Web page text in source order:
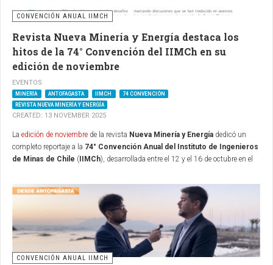
CONVENCIÓN ANUAL IIMCH
Revista Nueva Minería y Energía destaca los
hitos de la 74° Convención del IIMCh en su
edición de noviembre
EVENTOS
MINERÍA ANTOFAGASTA IIMCH
74 CONVENCIÓN
REVISTA NUEVA MINERÍA Y ENERGÍA
CREATED: 13 NOVEMBER 2025
La edición de noviembre de la revista Nueva Minería y Energía dedicó un
completo reportaje a la 74° Convención Anual del Instituto de Ingenieros
de Minas de Chile (IIMCh), desarrollada entre el 12 y el 16 de octubre en el
periodísticas más influyentes del sector, profundizó en los ejes conceptuales
del encuentro bajo el lema “Minería chilena: evolución, desafíos y futuro
sostenible”, y recogió la visión estratégica de actores clave, entre ellos el
chairman de la Convención y gerente general de
Minera Centinela
, Nicolás
Rivera.
En el artículo central, Nueva Minería y Energía destacó la relevancia histórica
CONVENCIÓN ANUAL IIMCH